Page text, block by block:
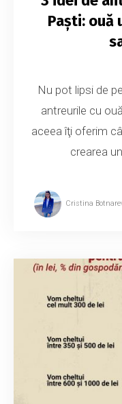
Paşti: ouă
Nu pot lipsi de
antreurile cu
aceea îţi oferim
crearea
Cristina